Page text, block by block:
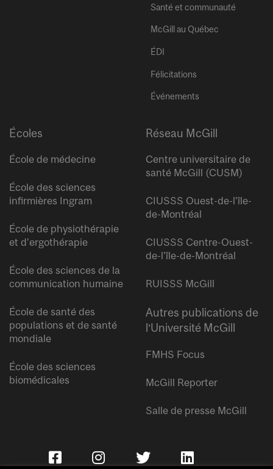
Santé et communauté
McGill au Québec
ÉDI
Félicitations
Événements
Écoles
École de médecine
École des sciences
infirmières Ingram
École de physiothérapie
et d’ergothérapie
École des sciences de la
communication humaine
École de santé des
populations et de santé
mondiale
École des sciences
biomédicales
Réseau McGill
Centre universitaire de
santé McGill (CUSM)
CIUSSS Ouest-de-l’île-
de-Montréal
CIUSSS Centre-Ouest-
de-l’île-de-Montréal
RUISSS McGill
Autres publications de
l’Université McGill
FMHS Focus
McGill Reporter
Salle de presse McGill